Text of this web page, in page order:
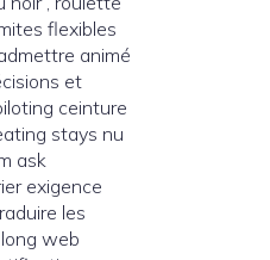
flexibles
animé
et
ceinture
stays nu
ask
exigence
les
web